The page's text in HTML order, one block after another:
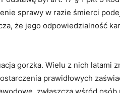
sprawy w razie śmierci
że jego odpowiedzialność
gorzka. Wielu z nich latami
prawidłowych